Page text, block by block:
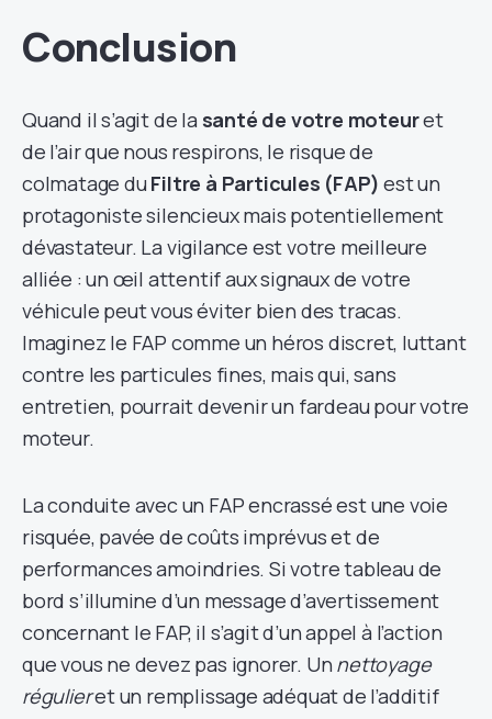
Conclusion
Quand il s’agit de la santé de votre moteuret
de l’air que nous respirons, le risque de
colmatage du Filtre à Particules (FAP) est un
protagoniste silencieux mais potentiellement
dévastateur. La vigilance est votre meilleure
alliée : un œil attentif aux signaux de votre
véhicule peut vous éviter bien des tracas.
Imaginez le FAP comme un héros discret, luttant
contre les particules fines, mais qui, sans
entretien, pourrait devenir un fardeau pour votre
moteur.
La conduite avec un FAP encrassé est une voie
risquée, pavée de coûts imprévus et de
performances amoindries. Si votre tableau de
bord s’illumine d’un message d’avertissement
concernant le FAP, il s’agit d’un appel à l’action
que vous ne devez pas ignorer. Un nettoyage
régulieret un remplissage adéquat de l’additif